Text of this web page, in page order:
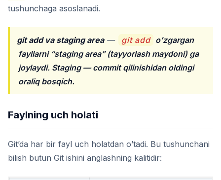
tushunchaga asoslanadi.
git add va staging area— git add o’zgargan
fayllarni “staging area” (tayyorlash maydoni) ga
joylaydi. Staging — commit qilinishidan oldingi
oraliq bosqich.
Faylning uch holati
Git’da har bir fayl uch holatdan o’tadi. Bu tushunchani
bilish butun Git ishini anglashning kalitidir: